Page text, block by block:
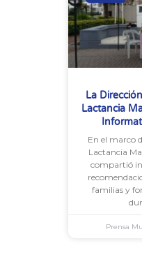
La
Lactancia
En el marco
Lactancia
compartió
familias y
Prensa